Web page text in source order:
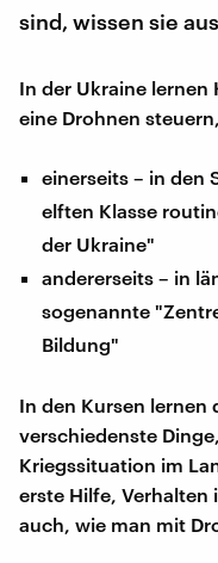
sind, wissen sie
In der Ukraine lernen
eine Drohnen
einerseits – in den
elften Klasse
der Ukraine"
andererseits – in
sogenannte
Bildung"
In den Kursen lernen
verschiedenste
Kriegssituation im
erste Hilfe, Verhalten
auch, wie man mit